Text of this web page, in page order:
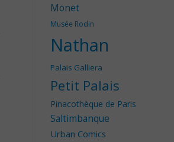
Monet
Musée Rodin
Nathan
Palais Galliera
Petit Palais
Pinacothèque de Paris
Saltimbanque
Urban Comics